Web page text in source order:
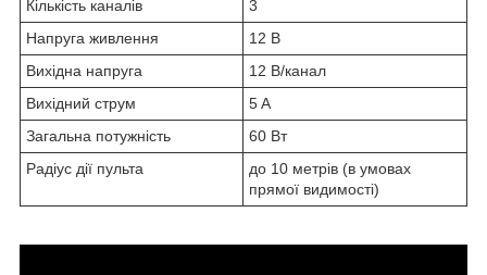
Кількість каналів
3
Напруга живлення
12 В
Вихідна напруга
12 В/канал
Вихідний струм
5 A
Загальна потужність
60 Вт
Радіус дії пульта
до 10 метрів (в умовах
прямої видимості)